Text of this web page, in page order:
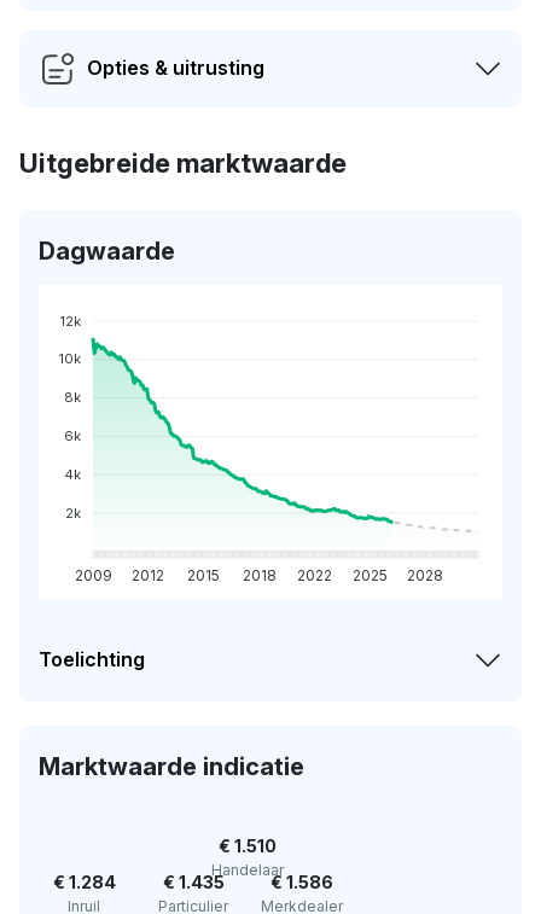
Opties & uitrusting
Uitgebreide marktwaarde
Dagwaarde
12k
10k
8k
6k
4k
2k
2009 2012 2015 2018 2022 2025 2028
Toelichting
Marktwaarde indicatie
€ 1.284
Inruil
€ 1.435
Particulier
€ 1.510
Handelaar
€ 1.586
Merkdealer